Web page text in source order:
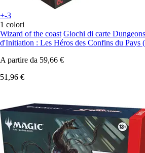
+-3
1 colori
Wizard of the coast Giochi di carte
d'Initiation : Les Héros des Confins du Pays
A partire da 59,66 €
51,96 €